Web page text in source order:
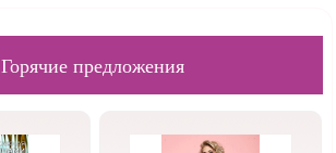
Горячие предложения